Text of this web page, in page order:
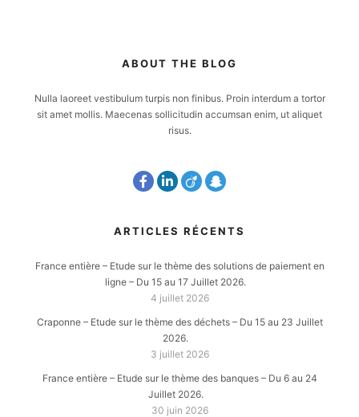
ABOUT THE BLOG
Nulla laoreet vestibulum turpis non finibus. Proin interdum a tortor
sit amet mollis. Maecenas sollicitudin accumsan enim, ut aliquet
risus.
ARTICLES RÉCENTS
France entière – Etude sur le thème des solutions de paiement en
ligne – Du 15 au 17 Juillet 2026.
4 juillet 2026
Craponne – Etude sur le thème des déchets – Du 15 au 23 Juillet
2026.
3 juillet 2026
France entière – Etude sur le thème des banques – Du 6 au 24
Juillet 2026.
30 juin 2026